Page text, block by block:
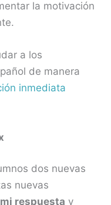
la motivación
a los
de manera
inmediata
dos nuevas
nuevas
respuesta y